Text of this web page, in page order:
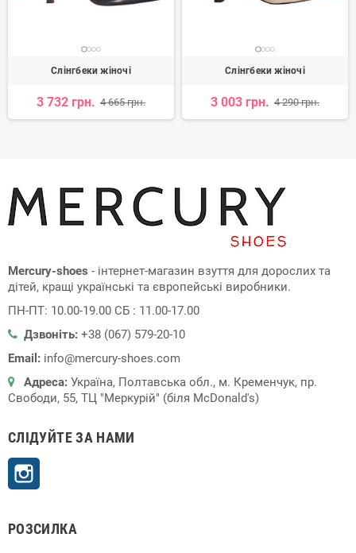
Слінгбеки жіночі
3 732 грн. 4 665 грн.
Слінгбеки жіночі
3 003 грн. 4 290 грн.
Mercury-shoes - інтернет-магазин взуття для дорослих та
дітей, кращі українські та європейські виробники.
ПН-ПТ: 10.00-19.00 СБ : 11.00-17.00
Дзвоніть: +38 (067) 579-20-10
Email: info@mercury-shoes.com
Адреса: Україна, Полтавська обл., м. Кременчук, пр.
Свободи, 55, ТЦ "Меркурій" (біля McDonald's)
СЛІДУЙТЕ ЗА НАМИ
РОЗСИЛКА